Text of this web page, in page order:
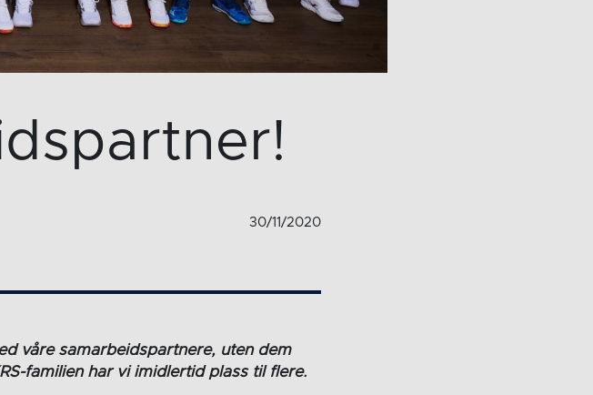
30/11/2020
våre samarbeidspartnere, uten dem
familien har vi imidlertid plass til flere.